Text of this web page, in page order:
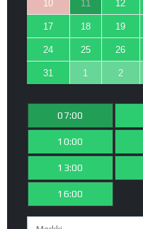
10 11 12
17 18 19
24 25 26
31 1 2
07:00
10:00
13:00
16:00